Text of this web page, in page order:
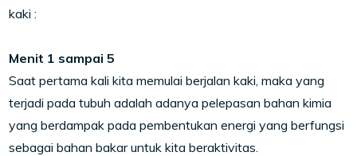
kaki :
Menit 1 sampai 5
Saat pertama kali kita memulai berjalan kaki, maka yang
terjadi pada tubuh adalah adanya pelepasan bahan kimia
yang berdampak pada pembentukan energi yang berfungsi
sebagai bahan bakar untuk kita beraktivitas.